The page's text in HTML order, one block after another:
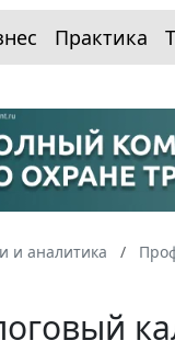
Практика
и аналитика